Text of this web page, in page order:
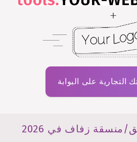
التجارية على البوابة
زفاف في 2026